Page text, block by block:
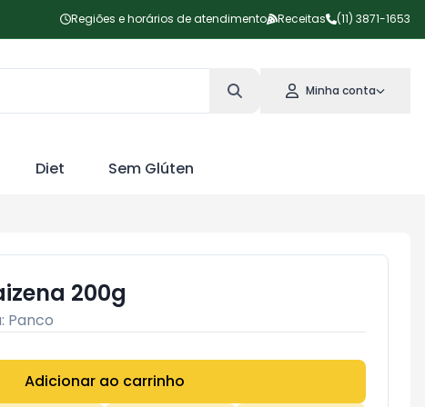
Regiões e horários de atendimento Receitas (11) 3871-1653
Minha conta
Diet Sem Glúten
200g
Panco
Adicionar ao carrinho